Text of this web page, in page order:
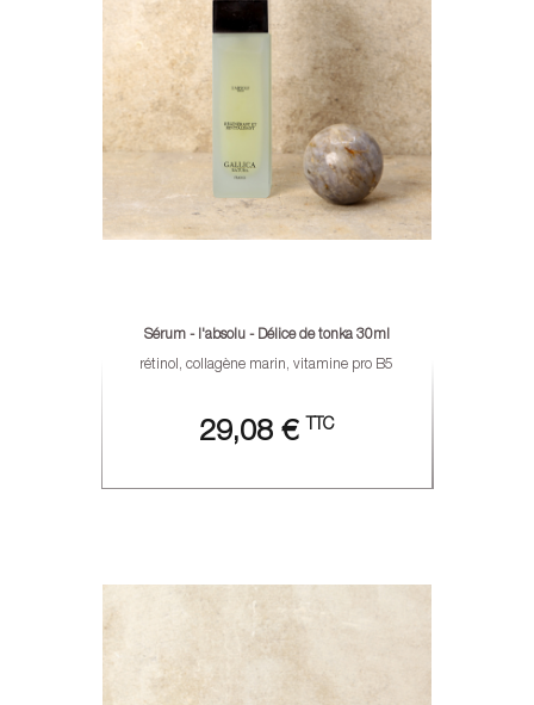
Sérum - l'absolu - Délice de tonka 30ml
rétinol, collagène marin, vitamine pro B5
29,08 € TTC